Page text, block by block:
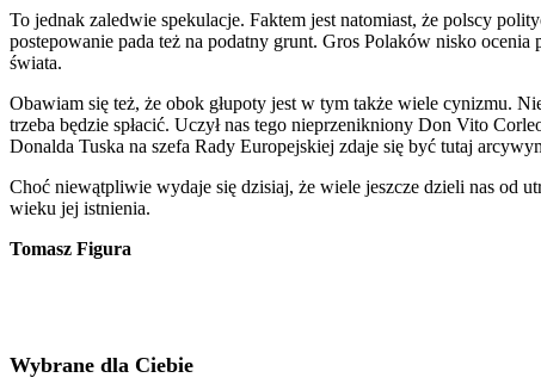
To jednak zaledwie spekulacje. Faktem jest natomiast, że polscy
postepowanie pada też na podatny grunt. Gros Polaków nisko
świata.
Obawiam się też, że obok głupoty jest w tym także wiele cynizmu.
trzeba będzie spłacić. Uczył nas tego nieprzenikniony Don Vito
Donalda Tuska na szefa Rady Europejskiej zdaje się być tutaj
Choć niewątpliwie wydaje się dzisiaj, że wiele jeszcze dzieli nas od
wieku jej istnienia.
Tomasz Figura
Wybrane dla Ciebie